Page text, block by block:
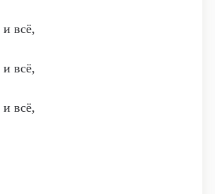
всё,
всё,
всё,